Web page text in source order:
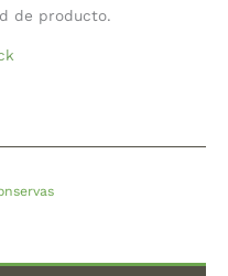
de producto.